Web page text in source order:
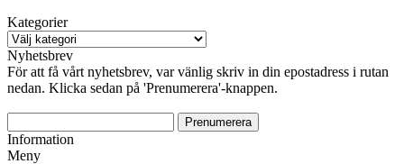
Kategorier
Nyhetsbrev
För att få vårt nyhetsbrev, var vänlig skriv in din epostadress i rutan
nedan. Klicka sedan på 'Prenumerera'-knappen.
Information
Meny